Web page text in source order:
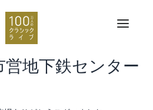
営地下鉄センター